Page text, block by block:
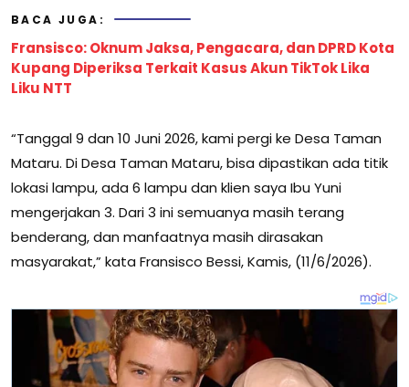
BACA JUGA:
Fransisco: Oknum Jaksa, Pengacara, dan DPRD Kota
Kupang Diperiksa Terkait Kasus Akun TikTok Lika
Liku NTT
“Tanggal 9 dan 10 Juni 2026, kami pergi ke Desa Taman
Mataru. Di Desa Taman Mataru, bisa dipastikan ada titik
lokasi lampu, ada 6 lampu dan klien saya Ibu Yuni
mengerjakan 3. Dari 3 ini semuanya masih terang
benderang, dan manfaatnya masih dirasakan
masyarakat,” kata Fransisco Bessi, Kamis, (11/6/2026).